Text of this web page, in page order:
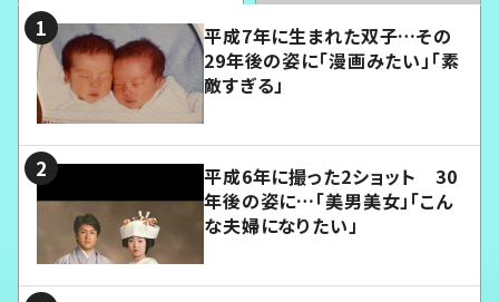
平成7年に生まれた双子…その
29年後の姿に「漫画みたい」「素
敵すぎる」
平成6年に撮った2ショット 30
年後の姿に…「美男美女」「こん
な夫婦になりたい」